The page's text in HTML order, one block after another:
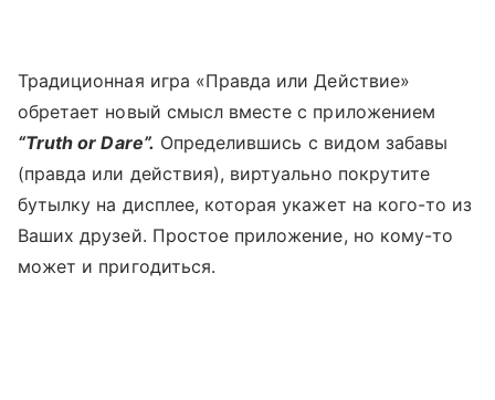
Традиционная игра «Правда или Действие»
обретает новый смысл вместе с приложением
“Truth or Dare”. Определившись с видом забавы
(правда или действия), виртуально покрутите
бутылку на дисплее, которая укажет на кого-то из
Ваших друзей. Простое приложение, но кому-то
может и пригодиться.